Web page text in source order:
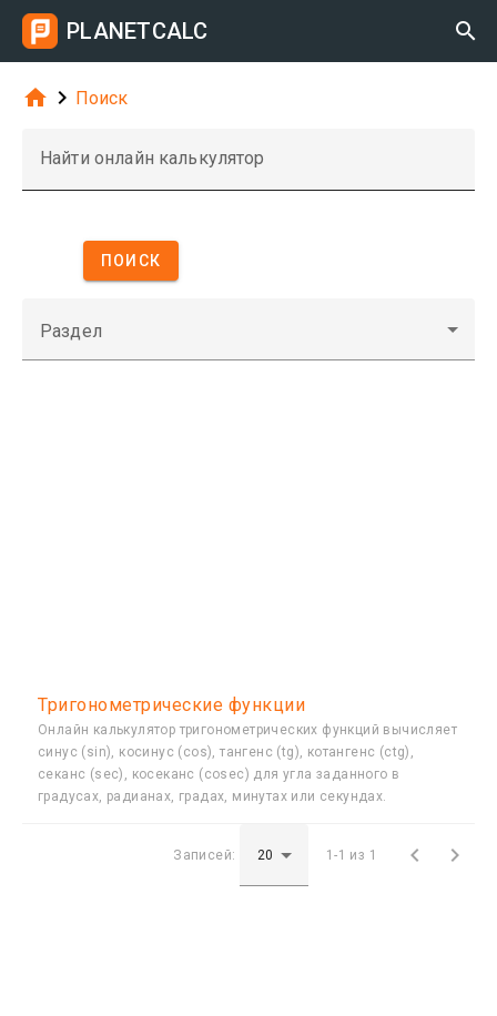
PLANETCALC 
  Поиск
Найти онлайн калькулятор
ПОИСК
Раздел
Тригонометрические функции
Онлайн калькулятор тригонометрических функций вычисляет
синус (sin), косинус (cos), тангенс (tg), котангенс (ctg),
секанс (sec), косеканс (cosec) для угла заданного в
градусах, радианах, градах, минутах или секундах.
Записей: 1-1 из 1  